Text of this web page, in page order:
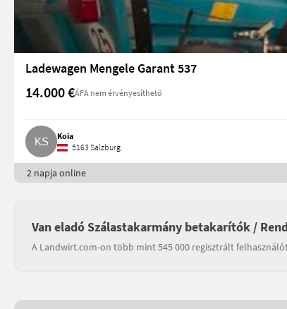
Ladewagen Mengele Garant 537
14.000 €ÁFA nem érvényesíthető
Koia
5163 Salzburg
2 napja online
Van eladó Szálastakarmány betakarítók /
A Landwirt.com-on több mint 545 000 regisztrált